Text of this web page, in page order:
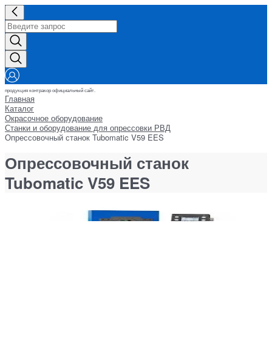
продукция контракор официальный сайт.
Главная
Каталог
Окрасочное оборудование
Станки и оборудование для опрессовки РВД
Опрессовочный станок Tubomatic V59 EES
Опрессовочный станок
Tubomatic V59 EES